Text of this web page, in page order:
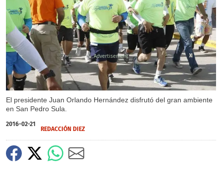
El presidente Juan Orlando Hernández disfrutó del gran ambiente
en San Pedro Sula.
X
X
X
2016-02-21
REDACCIÓN DIEZ